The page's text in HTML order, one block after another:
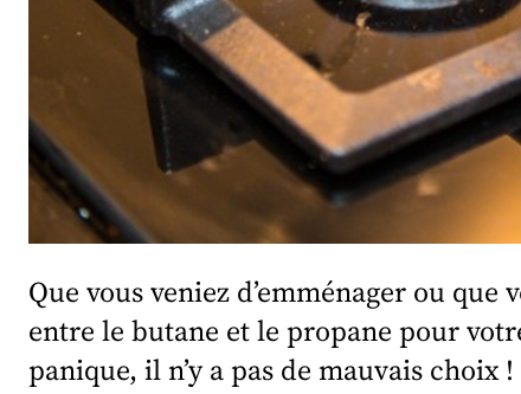
Que vous veniez d’emménager ou
entre le butane et le propane pour
panique, il n’y a pas de mauvais choix